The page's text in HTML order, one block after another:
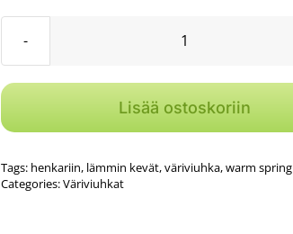
Henkariin
Spring
-
määrä
Lisää ostoskoriin
Tags: henkariin, lämmin kevät,väriviuhka,warm spring
Categories:Väriviuhkat